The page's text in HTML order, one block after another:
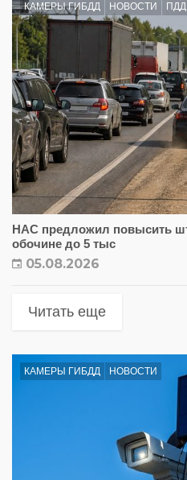
КАМЕРЫ ГИБДД НОВОСТИ
НАС предложил повысить
обочине до 5 тыс
05.08.2026
Читать еще
КАМЕРЫ ГИБДД НОВОСТИ